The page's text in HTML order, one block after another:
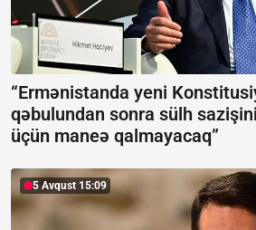
“Ermənistanda yeni
qəbulundan sonra sülh
üçün maneə qalmayacaq”
5 Avqust 15:09